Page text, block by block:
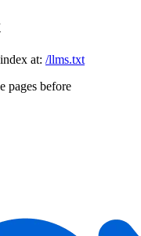
at: /llms.txt
pages before